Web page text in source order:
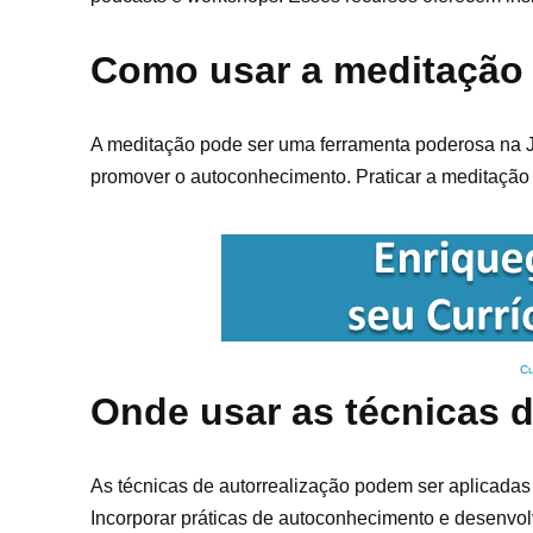
Como usar a
A meditação pode ser uma ferramenta poderosa
promover o autoconhecimento. Praticar a
Onde usar as técnicas
As técnicas de autorrealização podem ser
Incorporar práticas de autoconhecimento e